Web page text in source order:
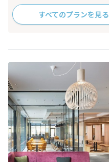
すべてのプランを見る